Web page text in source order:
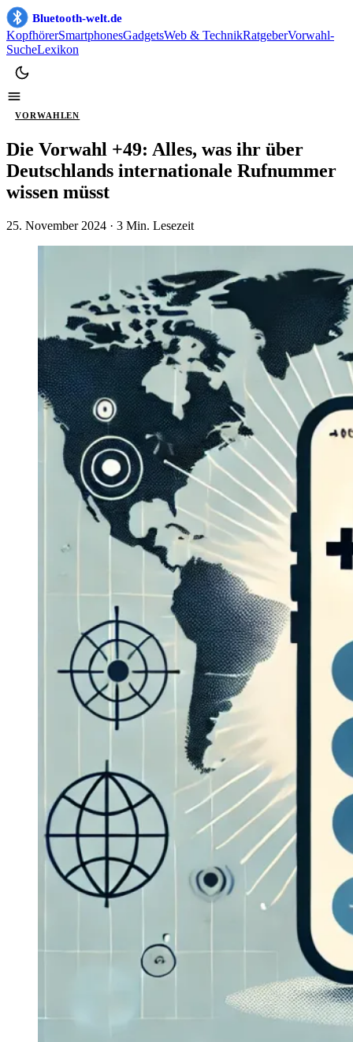
Bluetooth-welt.de
KopfhörerSmartphonesGadgetsWeb & TechnikRatgeberVorwahl-
SucheLexikon
VORWAHLEN
Die Vorwahl +49: Alles, was ihr über
Deutschlands internationale Rufnummer
wissen müsst
25. November 2024 · 3 Min. Lesezeit